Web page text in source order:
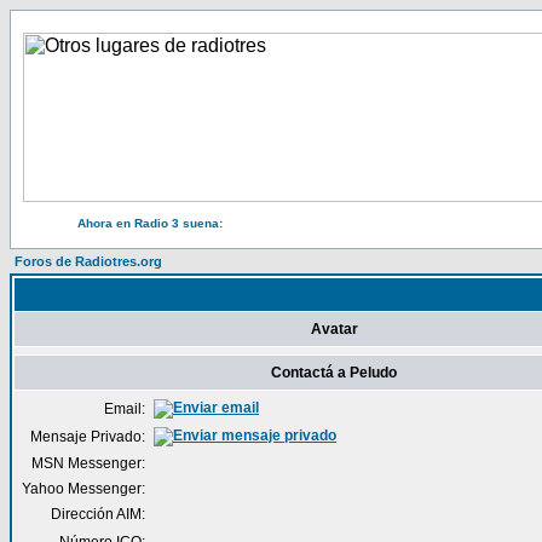
Ahora en Radio 3 suena:
Foros de Radiotres.org
Avatar
Contactá a Peludo
Email:
Mensaje Privado:
MSN Messenger:
Yahoo Messenger:
Dirección AIM: